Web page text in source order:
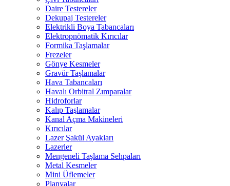
Daire Testereler
Dekupaj Testereler
Elektrikli Boya Tabancaları
Elektropnömatik Kırıcılar
Formika Taşlamalar
Frezeler
Gönye Kesmeler
Gravür Taşlamalar
Hava Tabancaları
Havalı Orbitral Zımparalar
Hidroforlar
Kalıp Taşlamalar
Kanal Açma Makineleri
Kırıcılar
Lazer Şakül Ayakları
Lazerler
Mengeneli Taşlama Sehpaları
Metal Kesmeler
Mini Üflemeler
Planyalar